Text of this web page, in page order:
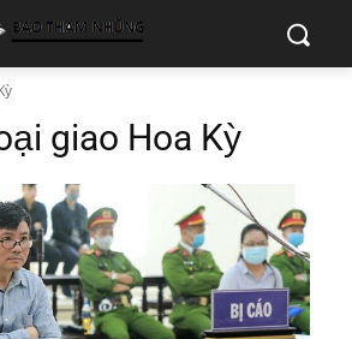
giao Hoa Kỳ